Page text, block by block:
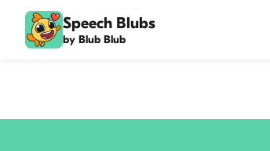
Speech Blubs
by Blub Blub